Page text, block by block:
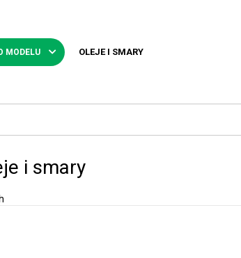
MODELU OLEJE I SMARY
i smary